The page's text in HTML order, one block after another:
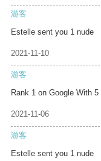
游客
Estelle sent you 1 nude
2021-11-10
游客
Rank 1 on Google With 5
2021-11-06
游客
Estelle sent you 1 nude